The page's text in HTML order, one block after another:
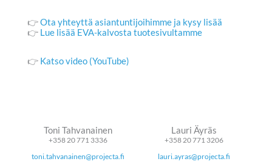
👉Ota yhteyttä asiantuntijoihimme ja kysy lisää
👉 Lue lisää EVA-kalvosta tuotesivultamme
👉 Katso video (YouTube)
Toni Tahvanainen
+358 20 771 3336
toni.tahvanainen@projecta.fi
Lauri Äyräs
+358 20 771 3206
lauri.ayras@projecta.fi